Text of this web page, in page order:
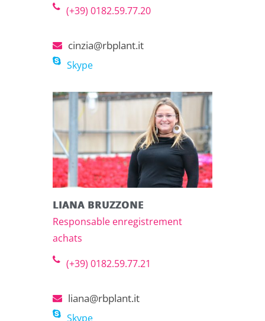
(+39) 0182.59.77.20
cinzia@rbplant.it
Skype
LIANA BRUZZONE
Responsable enregistrement
achats
(+39) 0182.59.77.21
liana@rbplant.it
Skype